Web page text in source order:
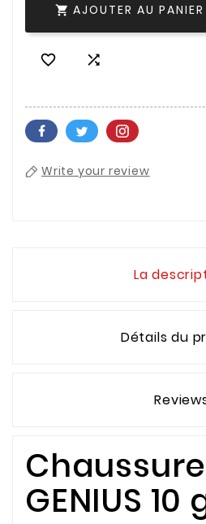
 AJOUTER AU PANIER
 
Write your review
La
Détails du
GENIUS